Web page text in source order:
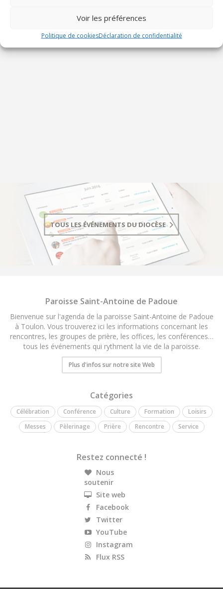
Voir les préférences
Politique de cookiesDéclaration de confidentialité
TOUS LES ÉVÉNEMENTS DU DIOCÈSE
Paroisse Saint-Antoine de Padoue
Bienvenue sur l'agenda de la paroisse Saint-Antoine de Padoue
à Toulon. Vous trouverez ici les informations concernant les
rencontres, les groupes de prière, les offices, les conférences…
tous les événements qui rythment la vie de la paroisse.
Plus d'infos sur notre site Web
Catégories
Célébration Conférence Culture Formation
Loisirs
Messes
Pèlerinage Prière Rencontre Service
Restez connecté !
Nous
soutenir
Site web
Facebook
Twitter
YouTube
Instagram
Flux RSS